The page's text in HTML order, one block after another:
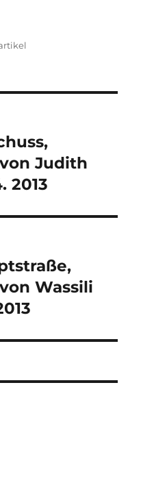
Judith
2013
Wassili